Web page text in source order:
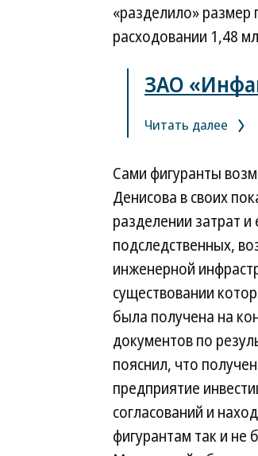
«разделило» размер
расходовании 1,48
ЗАО
Читать далее
Сами фигуранты
Денисова в своих
разделении затрат
подследственных,
инженерной
существовании
была получена на
документов по
пояснил, что
предприятие
согласований и
фигурантам так и не